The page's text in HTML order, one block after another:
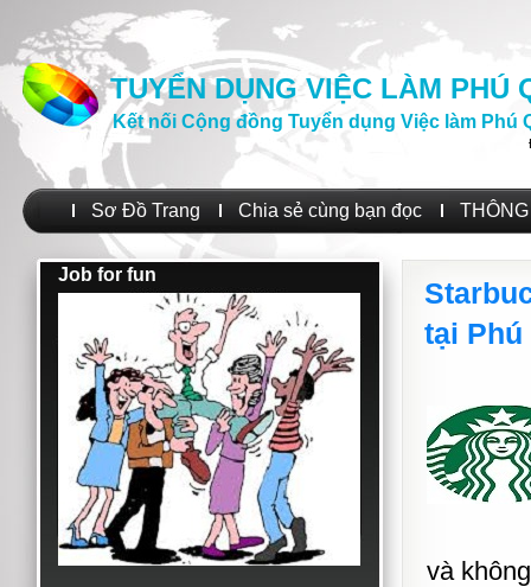
TUYỂN DỤNG VIỆC LÀM PHÚ
Kết nối Cộng đồng Tuyển dụng Việc làm Phú
Sơ Đồ Trang Chia sẻ cùng bạn đọc
Job for fun
tại Phú
và